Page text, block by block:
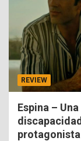
REVIEW
Espina –